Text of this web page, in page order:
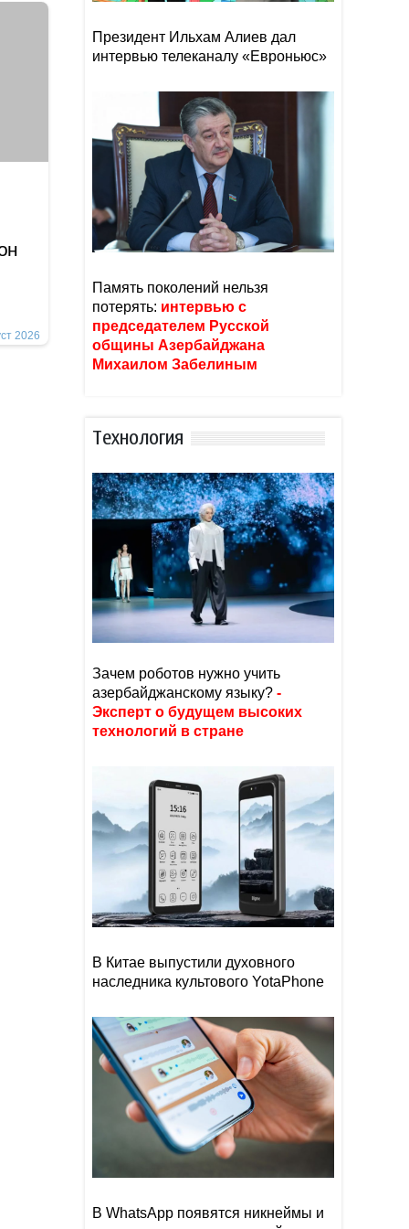
2026
Президент Ильхам Алиев дал
интервью телеканалу «Евроньюс»
Память поколений нельзя
потерять: интервью с
председателем Русской
общины Азербайджана
Михаилом Забелиным
Тexнoлoгия
Зачем роботов нужно учить
азербайджанскому языку? -
Эксперт о будущем высоких
технологий в стране
В Китае выпустили духовного
наследника культового YotaPhone
В WhatsApp появятся никнеймы и